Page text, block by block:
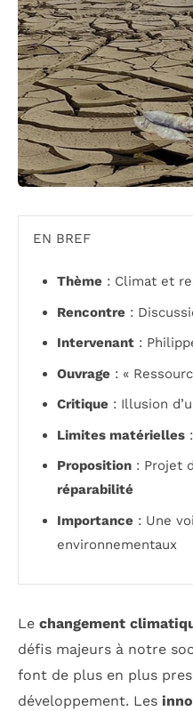
EN BREF
Thème : Climat et
Rencontre :
Intervenant :
Ouvrage : «
Critique : Illusion
Limites matérielles
Proposition : Projet
réparabilité
Importance : Une
environnementaux
Le changement
défis majeurs à notre
font de plus en plus
développement. Les